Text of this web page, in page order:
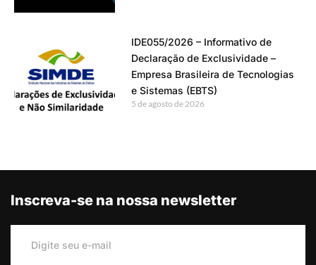
IDE055/2026 – Informativo de
Declaração de Exclusividade –
Empresa Brasileira de Tecnologias
e Sistemas (EBTS)
5 de agosto de 2026
Inscreva-se na nossa newsletter